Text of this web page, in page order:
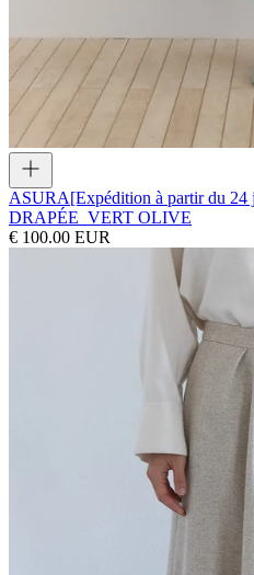
ASURA[Expédition à partir du
DRAPÉE_VERT OLIVE
€ 100.00 EUR